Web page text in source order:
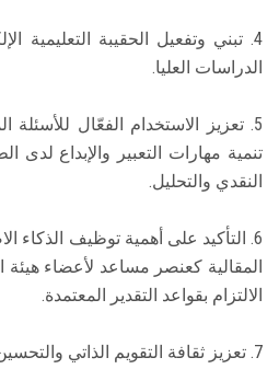
4. تبني وتفعيل الحقيبة التعليمية
الدراسات العليا.
5. تعزيز الاستخدام الفعّال
تنمية مهارات التعبير والإبداع لدى
النقدي والتحليل.
6. التأكيد على أهمية توظيف الذكاء
المقالية كعنصر مساعد لأعضاء
الالتزام بقواعد التقدير المعتمدة.
7. تعزيز ثقافة التقويم الذاتي